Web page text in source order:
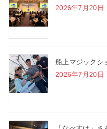
2026年7月20日
船上マジックシ
2026年7月20日